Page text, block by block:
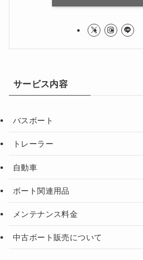
サービス内容
バスボート
トレーラー
自動車
ボート関連用品
メンテナンス料金
中古ボート販売について